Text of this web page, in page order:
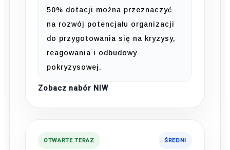
50% dotacji można przeznaczyć
na rozwój potencjału organizacji
do przygotowania się na kryzysy,
reagowania i odbudowy
pokryzysowej.
Zobacz nabór NIW
OTWARTE TERAZ ŚREDNI